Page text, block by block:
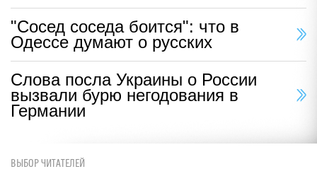
"Сосед соседа боится": что в
Одессе думают о русских
Слова посла Украины о России
вызвали бурю негодования в
Германии
ВЫБОР ЧИТАТЕЛЕЙ